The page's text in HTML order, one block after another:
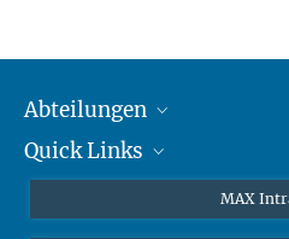
Abteilungen
Attosekundenphysik
Quick Links
MAX